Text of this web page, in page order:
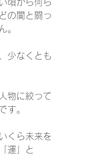
頃から何ら
の闇と闘っ
。
少なくとも
物に絞って
す。
くら未来を
運」と